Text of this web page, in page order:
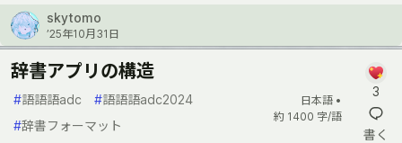
skytomo
’25年10月31日
辞書アプリの構造
#語語語adc #語語語adc2024
#辞書フォーマット
日本語 •
約 1400 字/語
3
書く